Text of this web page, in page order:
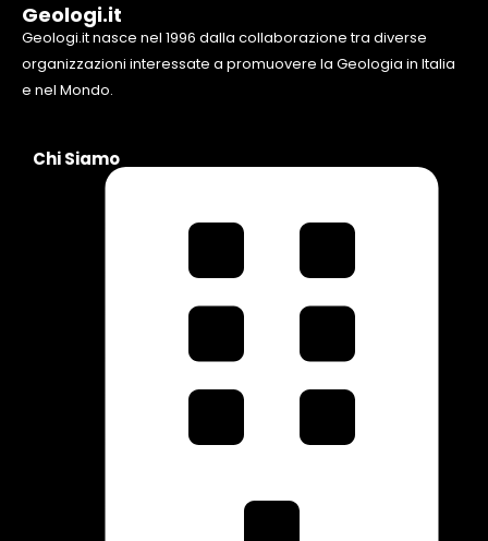
Geologi.it
Geologi.it nasce nel 1996 dalla collaborazione tra diverse
organizzazioni interessate a promuovere la Geologia in Italia
e nel Mondo.
Chi Siamo